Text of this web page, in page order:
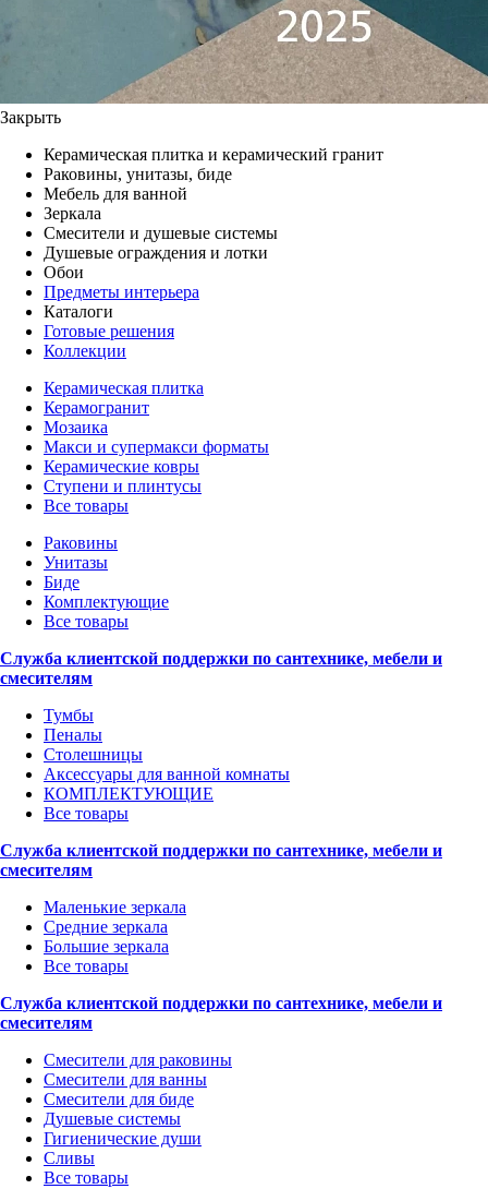
Закрыть
Керамическая плитка и керамический гранит
Раковины, унитазы, биде
Мебель для ванной
Зеркала
Смесители и душевые системы
Душевые ограждения и лотки
Обои
Предметы интерьера
Каталоги
Готовые решения
Коллекции
Керамическая плитка
Керамогранит
Мозаика
Макси и супермакси форматы
Керамические ковры
Ступени и плинтусы
Все товары
Раковины
Унитазы
Биде
Комплектующие
Все товары
Служба клиентской поддержки по сантехнике, мебели и
смесителям
Тумбы
Пеналы
Столешницы
Аксессуары для ванной комнаты
КОМПЛЕКТУЮЩИЕ
Все товары
Служба клиентской поддержки по сантехнике, мебели и
смесителям
Маленькие зеркала
Средние зеркала
Большие зеркала
Все товары
Служба клиентской поддержки по сантехнике, мебели и
смесителям
Смесители для раковины
Смесители для ванны
Смесители для биде
Душевые системы
Гигиенические души
Сливы
Все товары